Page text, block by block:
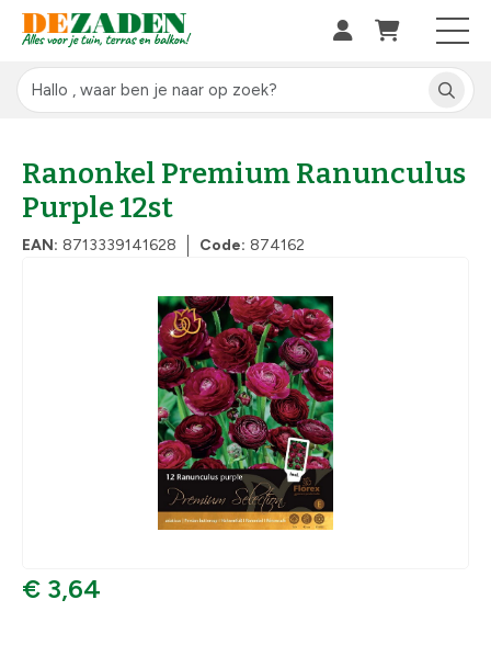
Ranonkel Premium Ranunculus
Purple 12st
EAN: 8713339141628 Code: 874162
€ 3,64